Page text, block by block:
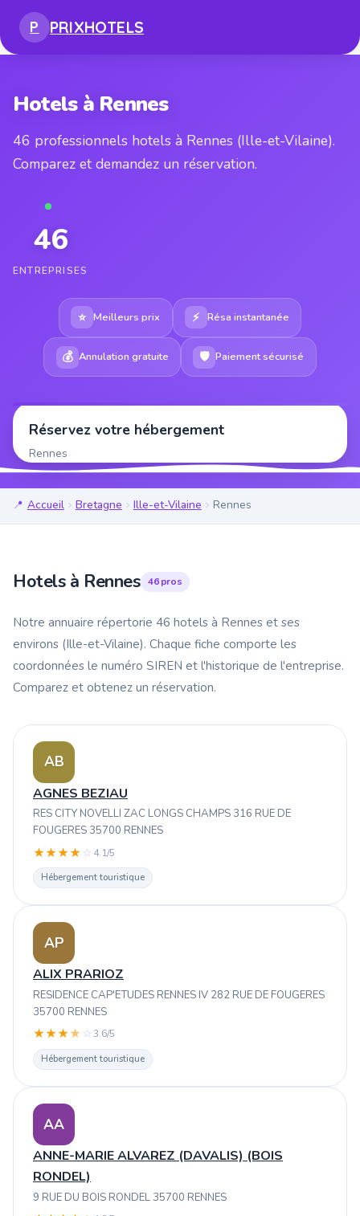
P PRIXHOTELS
Hotels à Rennes
46 professionnels hotels à Rennes (Ille-et-Vilaine).
Comparez et demandez un réservation.
46
ENTREPRISES
⭐ Meilleurs prix ⚡ Résa instantanée
💰 Annulation gratuite 🛡 Paiement sécurisé
Réservez votre hébergement
Rennes
Accueil Bretagne Ille-et-Vilaine Rennes
Hotels à Rennes 46 pros
Notre annuaire répertorie 46 hotels à Rennes et ses
environs (Ille-et-Vilaine). Chaque fiche comporte les
coordonnées le numéro SIREN et l'historique de l'entreprise.
Comparez et obtenez un réservation.
AB
AGNES BEZIAU
RES CITY NOVELLI ZAC LONGS CHAMPS 316 RUE DE
FOUGERES 35700 RENNES
★★★★ ☆ 4.1/5
Hébergement touristique
AP
ALIX PRARIOZ
RESIDENCE CAP'ETUDES RENNES IV 282 RUE DE FOUGERES
35700 RENNES
★★★★ ☆3.6/5
Hébergement touristique
AA
ANNE-MARIE ALVAREZ (DAVALIS) (BOIS
RONDEL)
9 RUE DU BOIS RONDEL 35700 RENNES